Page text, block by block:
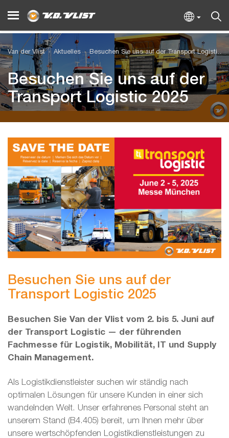
Van der Vlist Aktuelles Besuchen Sie uns auf der Transport Logistic 2025
Besuchen Sie uns auf der
Transport Logistic 2025
Besuchen Sie uns auf der
Transport Logistic 2025
Besuchen Sie Van der Vlist vom 2. bis 5. Juni auf
der Transport Logistic — der führenden
Fachmesse für Logistik, Mobilität, IT und Supply
Chain Management.
Als Logistikdienstleister suchen wir ständig nach
optimalen Lösungen für unsere Kunden in einer sich
wandelnden Welt. Unser erfahrenes Personal steht an
unserem Stand (B4.405) bereit, um Ihnen mehr über
unsere wertschöpfenden Logistikdienstleistungen zu